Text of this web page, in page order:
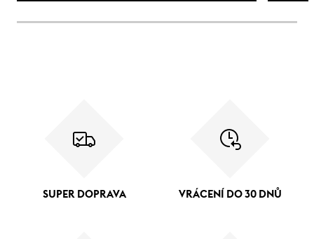
SUPER DOPRAVA VRÁCENÍ DO 30 DNŮ